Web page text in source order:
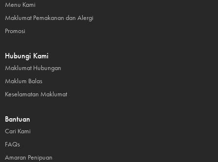
Menu Kami
Maklumat Pemakanan dan Alergi
Promosi
Hubungi Kami
Maklumat Hubungan
Maklum Balas
Keselamatan Maklumat
Bantuan
Cari Kami
FAQs
Amaran Penipuan